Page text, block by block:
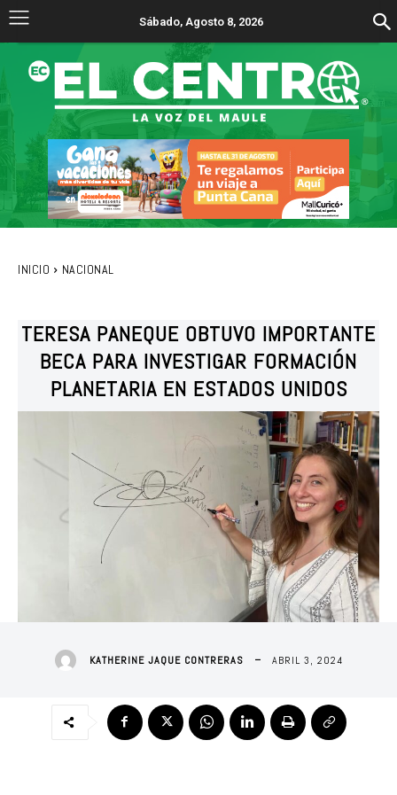
Sábado, Agosto 8, 2026
INICIO NACIONAL
TERESA PANEQUE OBTUVO IMPORTANTE
BECA PARA INVESTIGAR FORMACIÓN
PLANETARIA EN ESTADOS UNIDOS
KATHERINE JAQUE CONTRERAS ABRIL 3, 2024